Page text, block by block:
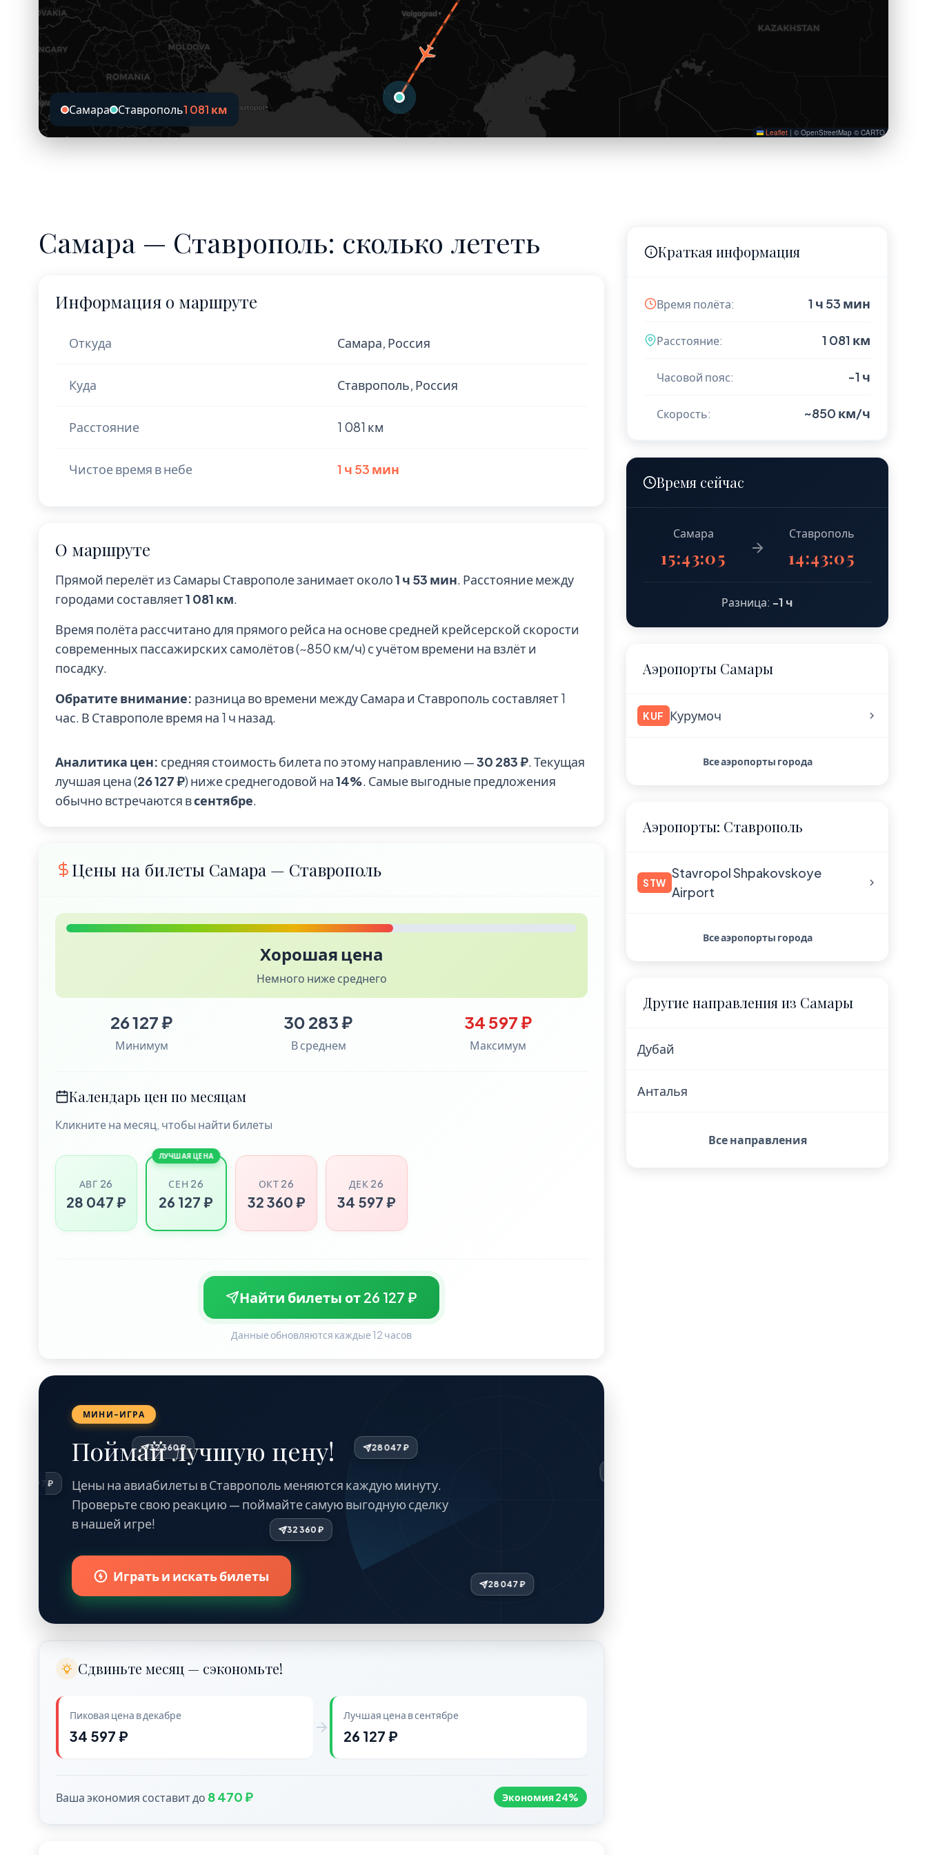
Leaflet | © OpenStreetMap © CARTO
Самара Ставрополь1 081 км
Самара — Ставрополь: сколько лететь
Информация о маршруте
Откуда Самара, Россия
Куда Ставрополь, Россия
Расстояние 1 081 км
Чистое время в небе 1 ч 53 мин
О маршруте
Прямой перелёт из Самары Ставрополе занимает около1 ч 53 мин. Расстояние между
городами составляет1 081 км.
Время полёта рассчитано для прямого рейса на основе средней крейсерской скорости
современных пассажирских самолётов (~850 км/ч) с учётом времени на взлёт и
посадку.
Обратите внимание: разница во времени между Самара и Ставрополь составляет 1
час. В Ставрополе время на 1 ч назад.
Аналитика цен: средняя стоимость билета по этому направлению —30 283 ₽. Текущая
лучшая цена (26 127 ₽) ниже среднегодовой на14%. Самые выгодные предложения
обычно встречаются всентябре.
Цены на билеты Самара — Ставрополь
Хорошая цена
Немного ниже среднего
26 127 ₽
Минимум
30 283 ₽
В среднем
34 597 ₽
Максимум
Календарь цен по месяцам
Кликните на месяц, чтобы найти билеты
АВГ 26
28 047 ₽
ЛУЧШАЯ ЦЕНА
СЕН 26
26 127 ₽
ОКТ 26
32 360 ₽
ДЕК 26
34 597 ₽
Найти билеты от 26 127 ₽
Данные обновляются каждые 12 часов
32 360 ₽
34 597 ₽
МИНИ-ИГРА
Поймай лучшую цену!
Цены на авиабилеты в Ставрополь меняются каждую минуту.
Проверьте свою реакцию — поймайте самую выгодную сделку
в нашей игре!
Играть и искать билеты
Сдвиньте месяц — сэкономьте!
Пиковая цена в декабре
34 597 ₽
Лучшая цена в сентябре
26 127 ₽
Ваша экономия составит до 8 470 ₽ Экономия 24%
Краткая информация
Время полёта: 1 ч 53 мин
Расстояние: 1 081 км
Часовой пояс: -1 ч
Скорость: ~850 км/ч
Время сейчас
Самара
15:43:07
Ставрополь
14:43:07
Разница: -1 ч
Аэропорты Самары
KUF Курумоч
Все аэропорты города
Аэропорты: Ставрополь
STW
Stavropol Shpakovskoye
Airport
Все аэропорты города
Другие направления из Самары
Дубай
Анталья
Все направления